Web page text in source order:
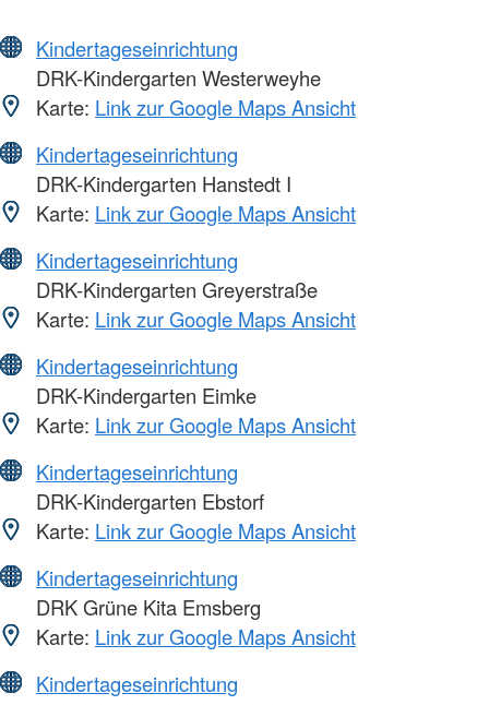
Kindertageseinrichtung
DRK-Kindergarten Westerweyhe
Karte: Link zur Google Maps Ansicht
Kindertageseinrichtung
DRK-Kindergarten Hanstedt I
Karte: Link zur Google Maps Ansicht
Kindertageseinrichtung
DRK-Kindergarten Greyerstraße
Karte: Link zur Google Maps Ansicht
Kindertageseinrichtung
DRK-Kindergarten Eimke
Karte: Link zur Google Maps Ansicht
Kindertageseinrichtung
DRK-Kindergarten Ebstorf
Karte: Link zur Google Maps Ansicht
Kindertageseinrichtung
DRK Grüne Kita Emsberg
Karte: Link zur Google Maps Ansicht
Kindertageseinrichtung